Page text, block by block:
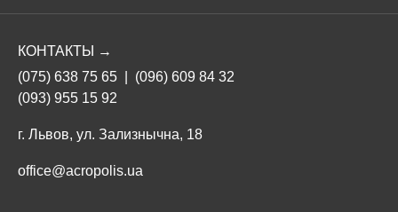
КОНТАКТЫ →
(075) 638 75 65
(096) 609 84 32
(093) 955 15 92
г. Львов, ул. Зализнычна, 18
office@acropolis.ua